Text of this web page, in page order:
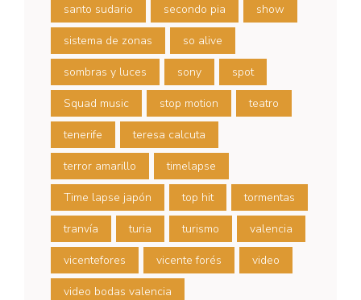
santo sudario secondo pia show
sistema de zonas so alive
sombras y luces sony spot
Squad music stop motion teatro
tenerife teresa calcuta
terror amarillo timelapse
Time lapse japón top hit tormentas
tranvía turia turismo valencia
vicentefores vicente forés video
video bodas valencia